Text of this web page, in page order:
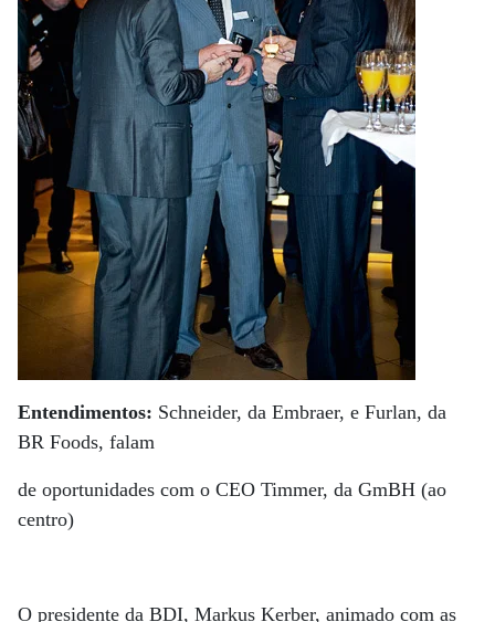
Entendimentos: Schneider, da Embraer, e Furlan, da
BR Foods, falam
de oportunidades com o CEO Timmer, da GmBH (ao
centro)
O presidente da BDI, Markus Kerber, animado com as